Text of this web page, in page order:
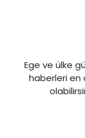
Ege ve ülke
haberleri en